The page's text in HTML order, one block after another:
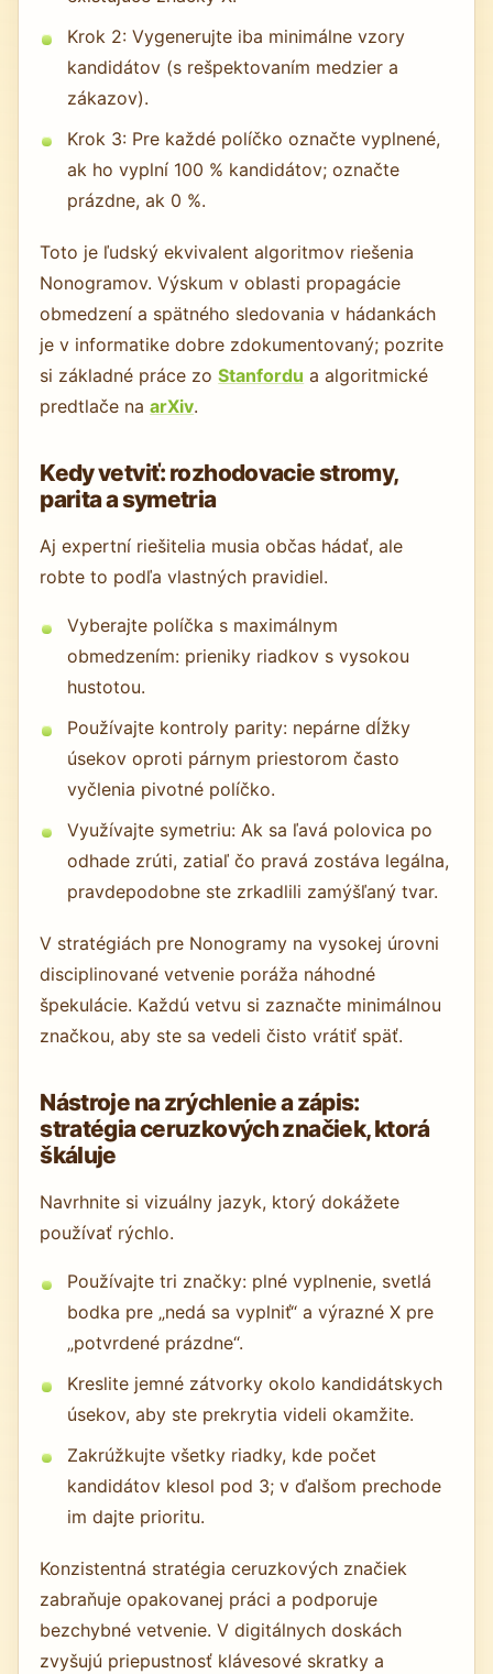
Krok 2: Vygenerujte iba minimálne vzory
kandidátov (s rešpektovaním medzier a
zákazov).
Krok 3: Pre každé políčko označte vyplnené,
ak ho vyplní 100 % kandidátov; označte
prázdne, ak 0 %.
Toto je ľudský ekvivalent algoritmov riešenia
Nonogramov. Výskum v oblasti propagácie
obmedzení a spätného sledovania v hádankách
je v informatike dobre zdokumentovaný; pozrite
si základné práce zoStanfordu a algoritmické
predtlače naarXiv.
Kedy vetviť: rozhodovacie stromy,
parita a symetria
Aj expertní riešitelia musia občas hádať, ale
robte to podľa vlastných pravidiel.
Vyberajte políčka s maximálnym
obmedzením: prieniky riadkov s vysokou
hustotou.
Používajte kontroly parity: nepárne dĺžky
úsekov oproti párnym priestorom často
vyčlenia pivotné políčko.
Využívajte symetriu: Ak sa ľavá polovica po
odhade zrúti, zatiaľ čo pravá zostáva legálna,
pravdepodobne ste zrkadlili zamýšľaný tvar.
V stratégiách pre Nonogramy na vysokej úrovni
disciplinované vetvenie poráža náhodné
špekulácie. Každú vetvu si zaznačte minimálnou
značkou, aby ste sa vedeli čisto vrátiť späť.
Nástroje na zrýchlenie a zápis:
stratégia ceruzkových značiek, ktorá
škáluje
Navrhnite si vizuálny jazyk, ktorý dokážete
používať rýchlo.
Používajte tri značky: plné vyplnenie, svetlá
bodka pre „nedá sa vyplniť“ a výrazné X pre
„potvrdené prázdne“.
Kreslite jemné zátvorky okolo kandidátskych
úsekov, aby ste prekrytia videli okamžite.
Zakrúžkujte všetky riadky, kde počet
kandidátov klesol pod 3; v ďalšom prechode
im dajte prioritu.
Konzistentná stratégia ceruzkových značiek
zabraňuje opakovanej práci a podporuje
bezchybné vetvenie. V digitálnych doskách
zvyšujú priepustnosť klávesové skratky a